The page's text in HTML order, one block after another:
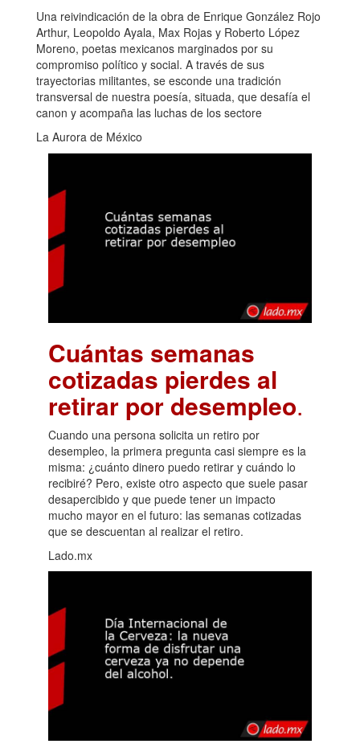
Una reivindicación de la obra de Enrique González Rojo
Arthur, Leopoldo Ayala, Max Rojas y Roberto López
Moreno, poetas mexicanos marginados por su
compromiso político y social. A través de sus
trayectorias militantes, se esconde una tradición
transversal de nuestra poesía, situada, que desafía el
canon y acompaña las luchas de los sectore
La Aurora de México
Cuántas semanas
cotizadas pierdes al
retirar por desempleo.
Cuando una persona solicita un retiro por
desempleo, la primera pregunta casi siempre es la
misma: ¿cuánto dinero puedo retirar y cuándo lo
recibiré? Pero, existe otro aspecto que suele pasar
desapercibido y que puede tener un impacto
mucho mayor en el futuro: las semanas cotizadas
que se descuentan al realizar el retiro.
Lado.mx